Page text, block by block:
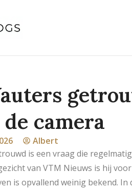
camera
Albert
is een vraag die
van VTM Nieuws is hij
is opvallend weinig bekend.